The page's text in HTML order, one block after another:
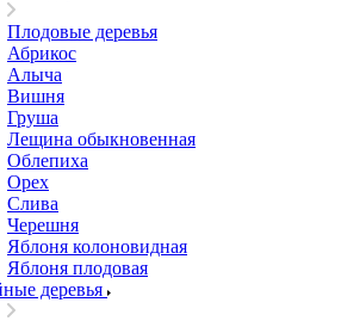
Плодовые деревья
Абрикос
Алыча
Вишня
Груша
Лещина обыкновенная
Облепиха
Орех
Слива
Черешня
Яблоня колоновидная
Яблоня плодовая
деревья